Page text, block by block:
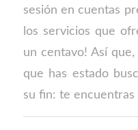
sesión en cuentas
los servicios que
un centavo! Así
que has estado
su fin: te encuentras